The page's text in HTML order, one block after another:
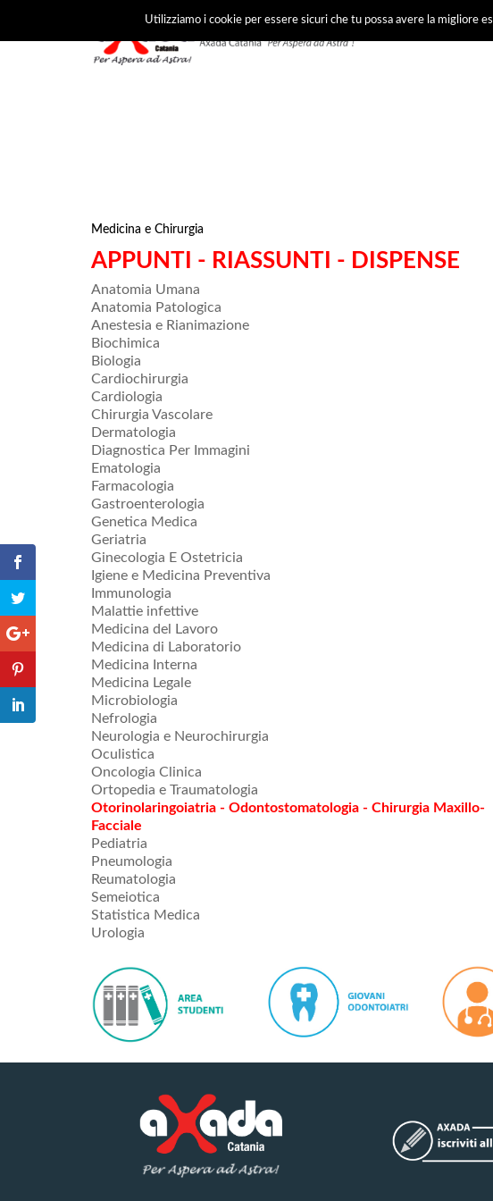
Medicina e Chirurgia
APPUNTI - RIASSUNTI - DISPENSE
Anatomia Umana
Anatomia Patologica
Anestesia e Rianimazione
Biochimica
Biologia
Cardiochirurgia
Cardiologia
Chirurgia Vascolare
Dermatologia
Diagnostica Per Immagini
Ematologia
Farmacologia
Gastroenterologia
Genetica Medica
Geriatria
Ginecologia E Ostetricia
Igiene e Medicina Preventiva
Immunologia
Malattie infettive
Medicina del Lavoro
Medicina di Laboratorio
Medicina Interna
Medicina Legale
Microbiologia
Nefrologia
Neurologia e Neurochirurgia
Oculistica
Oncologia Clinica
Ortopedia e Traumatologia
Otorinolaringoiatria - Odontostomatologia - Chirurgia Maxillo-
Facciale
Pediatria
Pneumologia
Reumatologia
Semeiotica
Statistica Medica
Urologia
Utilizziamo i cookie per essere sicuri che tu possa avere la migliore